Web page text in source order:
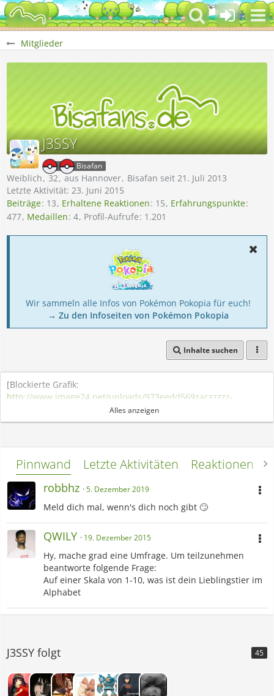
Mitglieder
J3SSY
Bisafan
Weiblich 32 aus Hannover Bisafan seit 21. Juli 2013
Letzte Aktivität: 23. Juni 2015
Beiträge 13 Erhaltene Reaktionen 15 Erfahrungspunkte
477 Medaillen 4 Profil-Aufrufe 1.201
Wir sammeln alle Infos von Pokémon Pokopia für euch!
→ Zu den Infoseiten von Pokémon Pokopia
Inhalte suchen
[Blockierte Grafik:
http://www.image24.net/uploads/973eedd569zaczzzzz-
Alles anzeigen
Pinnwand Letzte Aktivitäten Reaktionen
robbhz 5. Dezember 2019
Meld dich mal, wenn's dich noch gibt 🙄
QWILY 19. Dezember 2015
Hy, mache grad eine Umfrage. Um teilzunehmen
beantworte folgende Frage:
Auf einer Skala von 1-10, was ist dein Lieblingstier im
Alphabet
J3SSY folgt 45